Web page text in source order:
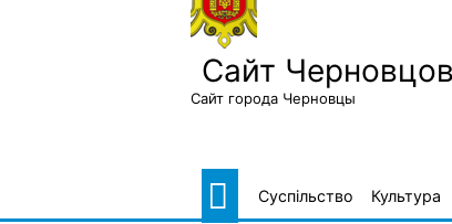
Сайт
Сайт города Черновцы
Суспільство Культура